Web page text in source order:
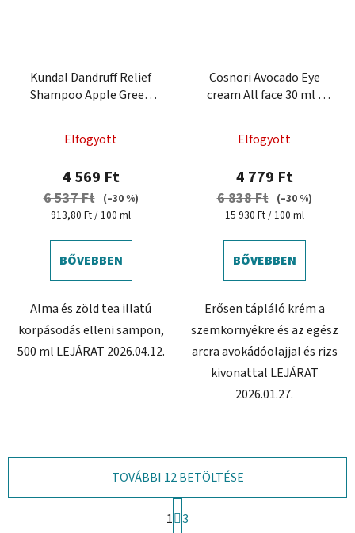
Kundal Dandruff Relief
Shampoo Apple Green
Elfogyott
4 569 Ft
6 537 Ft
(–30 %)
Egységár:
913,80 Ft / 100 ml
BŐVEBBEN
Alma és zöld tea illatú
korpásodás elleni sampon,
500 ml LEJÁRAT 2026.04.12.
Cosnori Avocado Eye
cream All face 30 ml -
Elfogyott
4 779 Ft
6 838 Ft
(–30 %)
Egységár:
15 930 Ft / 100 ml
BŐVEBBEN
Erősen tápláló krém a
szemkörnyékre és az egész
arcra avokádóolajjal és rizs
kivonattal LEJÁRAT
2026.01.27.
TOVÁBBI 12 BETÖLTÉSE
L
a
1 3